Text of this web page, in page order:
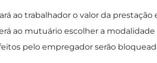
ao trabalhador o valor da
ao mutuário escolher a modalidade
pelo empregador serão